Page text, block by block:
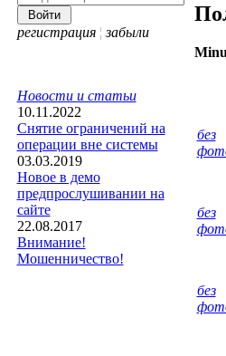
регистрация ¦ забыли
Новости и статьи
10.11.2022
Снятие ограничений на
операции вне системы
03.03.2019
Новое в демо
предпрослушивании на
сайте
22.08.2017
Внимание!
Мошенничество!
без
без
без